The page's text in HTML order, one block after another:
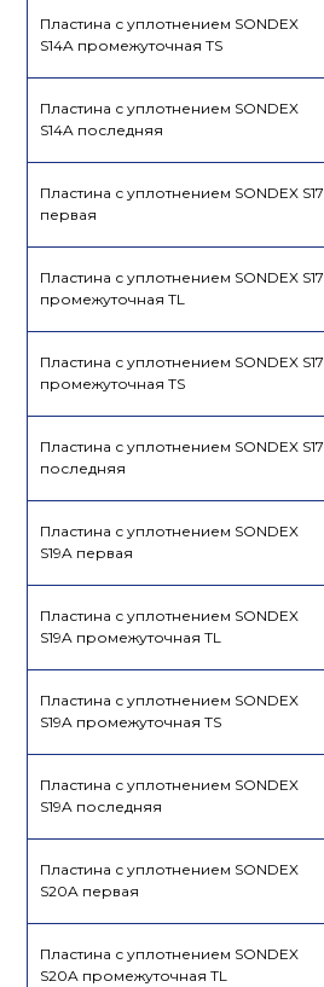
Пластина с уплотнением SONDEX
S14A промежуточная TS
Пластина с уплотнением SONDEX
S14A последняя
Пластина с уплотнением SONDEX S17
первая
Пластина с уплотнением SONDEX S17
промежуточная TL
Пластина с уплотнением SONDEX S17
промежуточная TS
Пластина с уплотнением SONDEX S17
последняя
Пластина с уплотнением SONDEX
S19A первая
Пластина с уплотнением SONDEX
S19A промежуточная TL
Пластина с уплотнением SONDEX
S19A промежуточная TS
Пластина с уплотнением SONDEX
S19A последняя
Пластина с уплотнением SONDEX
S20A первая
Пластина с уплотнением SONDEX
S20A промежуточная TL